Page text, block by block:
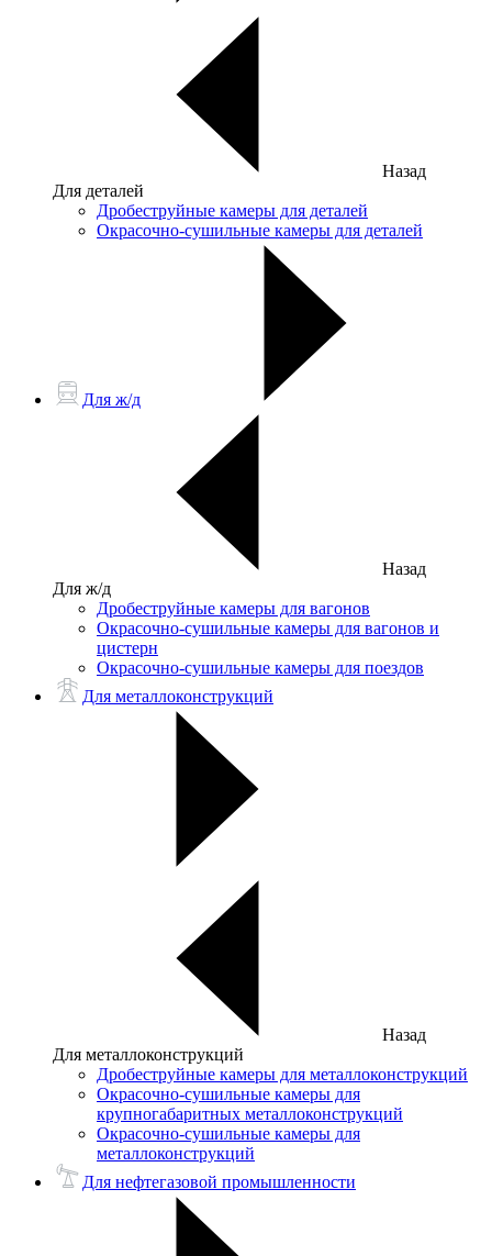
Назад
Для деталей
Дробеструйные камеры для деталей
Окрасочно-сушильные камеры для деталей
Для ж/д
Назад
Для ж/д
Дробеструйные камеры для вагонов
Окрасочно-сушильные камеры для вагонов и
цистерн
Окрасочно-сушильные камеры для поездов
Для металлоконструкций
Назад
Для металлоконструкций
Дробеструйные камеры для металлоконструкций
Окрасочно-сушильные камеры для
крупногабаритных металлоконструкций
Окрасочно-сушильные камеры для
металлоконструкций
Для нефтегазовой промышленности